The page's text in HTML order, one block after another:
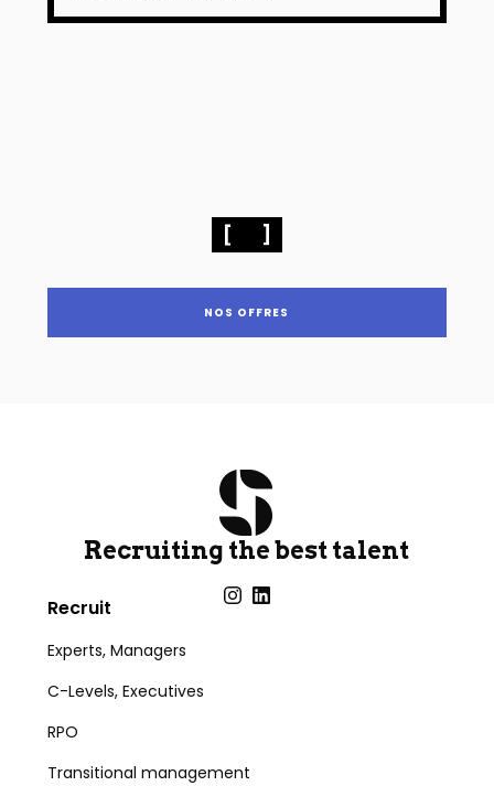
NOS OFFRES
Recruiting the best talent
Recruit
Experts, Managers
C-Levels, Executives
RPO
Transitional management